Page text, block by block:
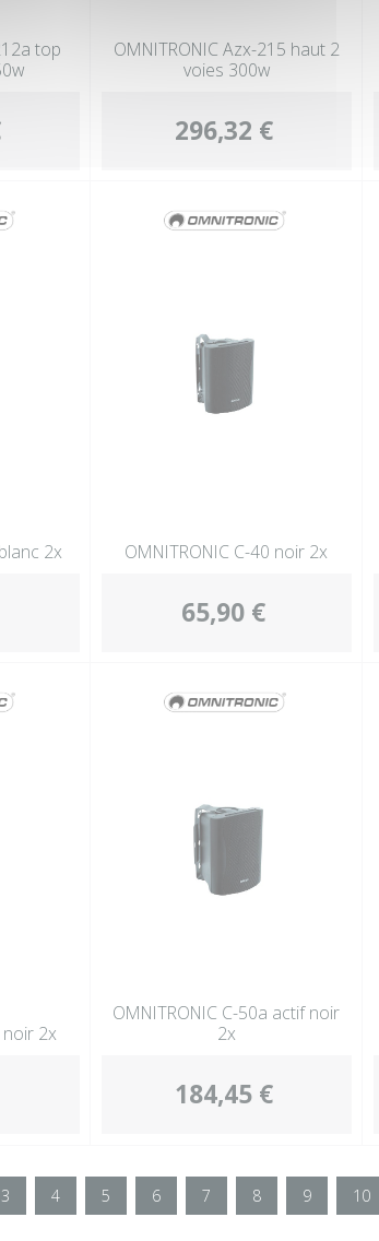
top
OMNITRONIC Azx-215 haut 2
voies 300w
296,32 €
2x OMNITRONIC C-40 noir 2x
65,90 €
noir 2x
OMNITRONIC C-50a actif noir
2x
184,45 €
3 4 5 6 7 8 9 10